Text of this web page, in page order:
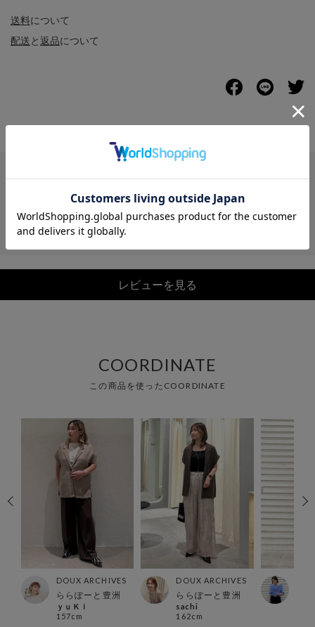
送料について
配送と返品について
レビュー
レビューを見る
COORDINATE
この商品を使ったCOORDINATE
DOUX ARCHIVES
ららぽーと豊洲
ｙｕＫｉ
157cm
DOUX ARCHIVES
ららぽーと豊洲
sachi
162cm